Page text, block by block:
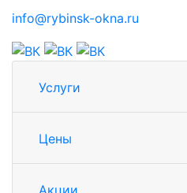
info@rybinsk-okna.ru
Услуги
Цены